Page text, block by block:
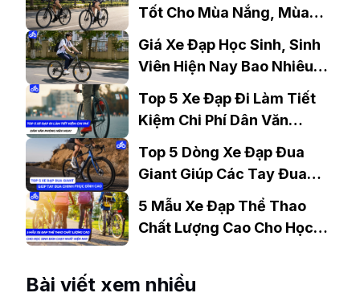
Tốt Cho Mùa Nắng, Mùa
Giá Xe Đạp Học Sinh, Sinh
Viên Hiện Nay Bao Nhiêu?
Top 5 Xe Đạp Đi Làm Tiết
Kiệm Chi Phí Dân Văn
Top 5 Dòng Xe Đạp Đua
Giant Giúp Các Tay Đua
Chinh Phục Đỉnh Cao
5 Mẫu Xe Đạp Thể Thao
Chất Lượng Cao Cho Học
Bài viết xem nhiều